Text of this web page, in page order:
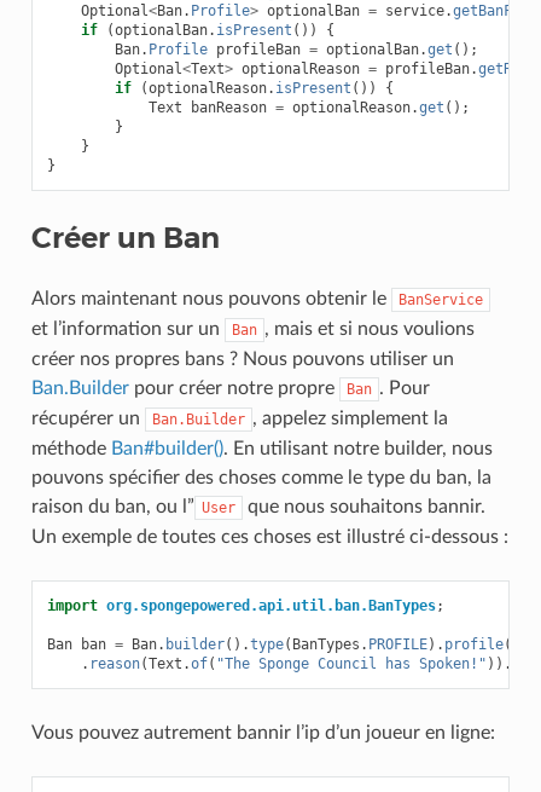
Optional<Ban. Profile> optionalBan = service.getBanFor
if
(optionalBan. isPresent ())
{
Ban. Profile profileBan = optionalBan.get ();
Optional<Text> optionalReason = profileBan.
if
(optionalReason. isPresent ())
{
Text
banReason = optionalReason.get ();
}
}
}
Créer un Ban
Alors maintenant nous pouvons obtenir le BanService
et l’information sur un Ban , mais et si nous voulions
créer nos propres bans ? Nous pouvons utiliser un
Ban.Builderpour créer notre propre Ban . Pour
récupérer un
Ban.Builder , appelez simplement la
méthode Ban#builder(). En utilisant notre builder, nous
pouvons spécifier des choses comme le type du ban, la
raison du ban, ou l” User
que nous souhaitons bannir.
Un exemple de toutes ces choses est illustré ci-dessous :
import org.spongepowered.api.util.ban.BanTypes;
Ban ban = Ban. builder().type( BanTypes . PROFILE). profile(
. reason(Text .of( "The Sponge Council has Spoken!" )).
Vous pouvez autrement bannir l’ip d’un joueur en ligne: